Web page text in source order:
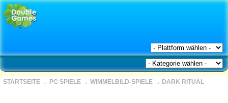
STARTSEITE → PC SPIELE → WIMMELBILD-SPIELE → DARK RITUAL